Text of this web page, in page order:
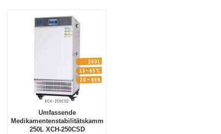
Umfassende
Medikamentenstabilitätskammer
250L XCH-250CSD